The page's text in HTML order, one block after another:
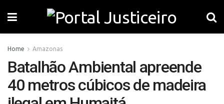
Home Amazonas
Batalhão Ambiental apreende
40 metros cúbicos de madeira